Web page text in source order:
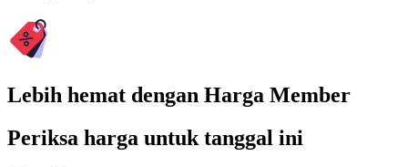
Lebih hemat dengan Harga Member
Periksa harga untuk tanggal ini